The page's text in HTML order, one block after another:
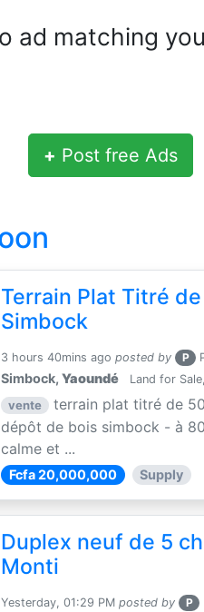
ad matching
+ Post free Ads
Terrain Plat Titré
Simbock
3 hours 40mins ago posted by P
Simbock,Yaoundé Land for
vente
terrain plat titré de
dépôt de bois simbock - à
calme et ...
Fcfa 20,000,000 Supply
Duplex neuf de 5
Monti
Yesterday, 01:29 PM posted by P